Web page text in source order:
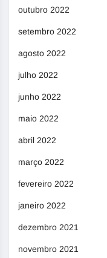
outubro 2022
setembro 2022
agosto 2022
julho 2022
junho 2022
maio 2022
abril 2022
março 2022
fevereiro 2022
janeiro 2022
dezembro 2021
novembro 2021